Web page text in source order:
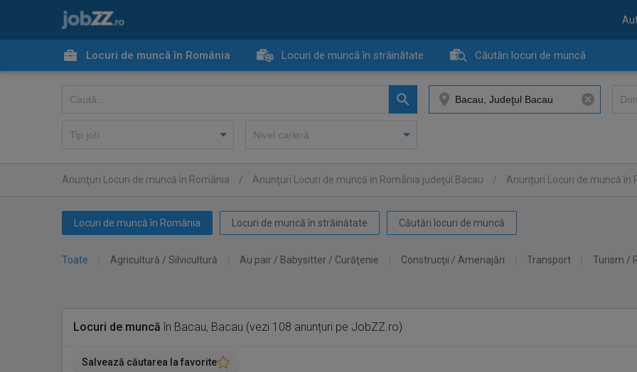
Locuri de muncă în România Locuri de muncă în străinătate Căutări locuri de muncă
Anunţuri Locuri de muncă în România / Anunţuri Locuri de muncă în România judeţul Bacau / Anunţuri Locuri de muncă în
Locuri de muncă în România Locuri de muncă în străinătate Căutări locuri de muncă
Toate Agricultură / Silvicultură Au pair / Babysitter / Curăţenie Construcţii / Amenajări Transport Turism /
Locuri de muncă în Bacau, Bacau (vezi 108 anunțuri pe JobZZ.ro)
Salvează căutarea la favorite